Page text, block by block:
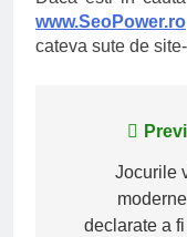
www.SeoPower.ro
cateva sute de
Navigare
articole
Jocurile
declarate a